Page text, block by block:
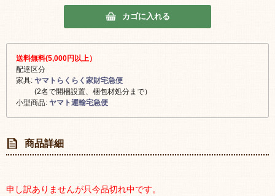
カゴに入れる
送料無料(5,000円以上）
配達区分
家具: ヤマトらくらく家財宅急便
(2名で開梱設置、梱包材処分まで）
小型商品: ヤマト運輸宅急便
商品詳細
申し訳ありませんが只今品切れ中です。